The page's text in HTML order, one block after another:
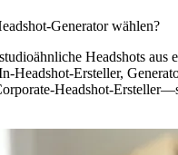
Generator wählen?
Headshots aus
Headshot-Ersteller,
Headshot-